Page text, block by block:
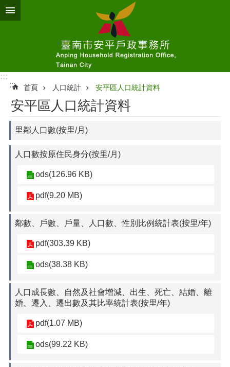
跳到主要內容區塊
:::
:::
首頁 人口統計 安平區人口統計資料
安平區人口統計資料
里鄰人口數(按里/月)
人口數按原住民身分(按里/月)
ods(126.96 KB)
pdf(9.20 MB)
鄰數、戶數、戶量、人口數、性別比例統計表(按里/年)
pdf(303.39 KB)
ods(38.38 KB)
人口成長數、自然及社會增減、出生、死亡、結婚、離
婚、遷入、遷出數及其比率統計表(按里/年)
pdf(1.07 MB)
ods(99.22 KB)